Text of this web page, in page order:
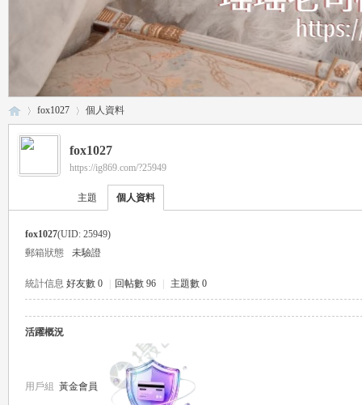
›
fox1027 個人資料
fox1027
https://ig869.com/?25949
主題 個人資料
fox1027(UID: 25949)
郵箱狀態
未驗證
統計信息 好友數 0 回帖數 96 主題數 0
活躍概況
用戶組 黃金會員